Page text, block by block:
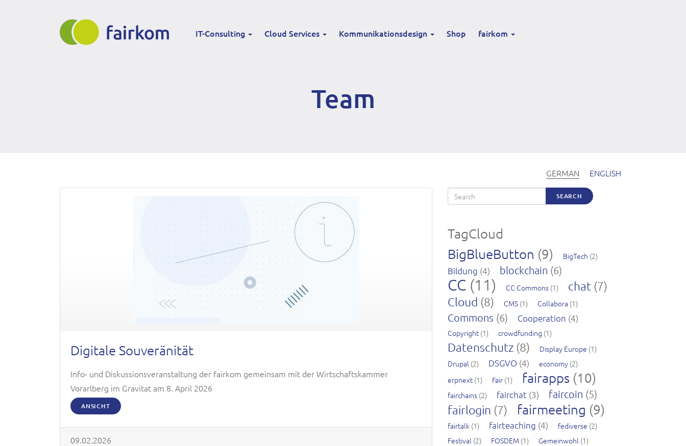
Main
navigation
IT-Consulting Cloud Services Kommunikationsdesign Shop fairkom
Team
GERMAN ENGLISH
Digitale Souveränität
Info- und Diskussionsveranstaltung der fairkom gemeinsam mit der Wirtschaftskammer
Vorarlberg im Gravitat am 8. April 2026
ANSICHT
09.02.2026
Search SEARCH
TagCloud
BigBlueButton (9) BigTech (2)
Bildung (4) blockchain (6)
CC (11) CC Commons (1) chat (7)
Cloud (8) CMS (1) Collabora (1)
Commons (6) Cooperation (4)
Copyright(1) crowdfunding (1)
Datenschutz (8) Display Europe (1)
Drupal (2) DSGVO (4) economy (2)
erpnext(1) Fair (1) fairapps (10)
fairchains (2) fairchat (3) faircoin (5)
fairlogin (7) fairmeeting (9)
fairtalk (1) fairteaching (4) fediverse (2)
Festival (2) FOSDEM (1) Gemeinwohl (1)